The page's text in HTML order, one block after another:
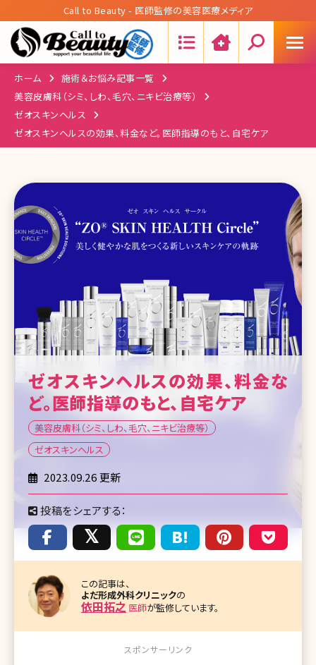
Call to Beauty - 医師監修の美容医療メディア
ホーム
施術＆お悩み記事一覧
美容皮膚科（シミ、しわ、毛穴、ニキビ治療等）
ゼオスキンヘルス
ゼオスキンヘルスの効果、料金など。医師指導のもと、自宅ケア
ゼオスキンヘルスの効果、料金な
ど。医師指導のもと、自宅ケア
美容皮膚科（シミ、しわ、毛穴、ニキビ治療等）
ゼオスキンヘルス
2023.09.26 更新
投稿をシェアする：
この記事は、
よだ形成外科クリニックの
依田拓之 医師が監修しています。
スポンサーリンク